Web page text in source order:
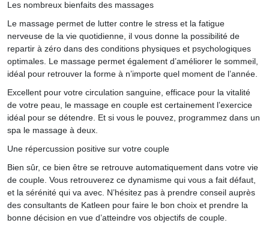
Les nombreux bienfaits des massages
Le massage permet de lutter contre le stress et la fatigue
nerveuse de la vie quotidienne, il vous donne la possibilité de
repartir à zéro dans des conditions physiques et psychologiques
optimales. Le massage permet également d’améliorer le sommeil,
idéal pour retrouver la forme à n’importe quel moment de l’année.
Excellent pour votre circulation sanguine, efficace pour la vitalité
de votre peau, le massage en couple est certainement l’exercice
idéal pour se détendre. Et si vous le pouvez, programmez dans un
spa le massage à deux.
Une répercussion positive sur votre couple
Bien sûr, ce bien être se retrouve automatiquement dans votre vie
de couple. Vous retrouverez ce dynamisme qui vous a fait défaut,
et la sérénité qui va avec. N’hésitez pas à prendre conseil auprès
des consultants de Katleen pour faire le bon choix et prendre la
bonne décision en vue d’atteindre vos objectifs de couple.